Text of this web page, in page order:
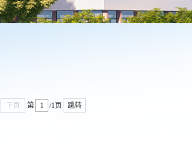
下页 第 /1页 跳转